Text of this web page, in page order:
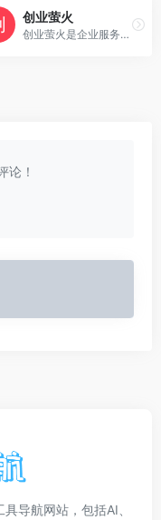
创业萤火
创业萤火是企业服务平台，专业注册公司流程费用查询、代理记账和税务筹划，为中小企业提供优质的公司注册、代理记账报税、社保代缴,人力资源等全生命周期服务。
论！
导航网站，包括AI、